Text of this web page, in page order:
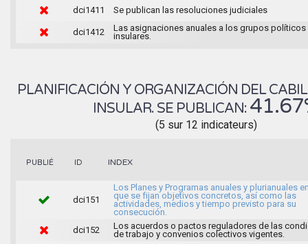
dci1411
Se publican las resoluciones judiciales
dci1412
Las asignaciones anuales a los grupos políticos
insulares.
PLANIFICACIÓN Y ORGANIZACIÓN DEL
INSULAR. SE PUBLICAN:
(5 sur 12 indicateurs)
PUBLIÉ ID INDEX
dci151
Los Planes y Programas anuales y plurianuales
que se fijan objetivos concretos, así como las
actividades, medios y tiempo previsto para su
consecución.
dci152
Los acuerdos o pactos reguladores de las
de trabajo y convenios colectivos vigentes.